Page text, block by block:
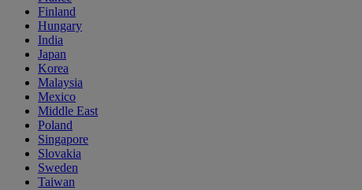
Finland
Hungary
India
Japan
Korea
Malaysia
Mexico
Middle East
Poland
Singapore
Slovakia
Sweden
Taiwan